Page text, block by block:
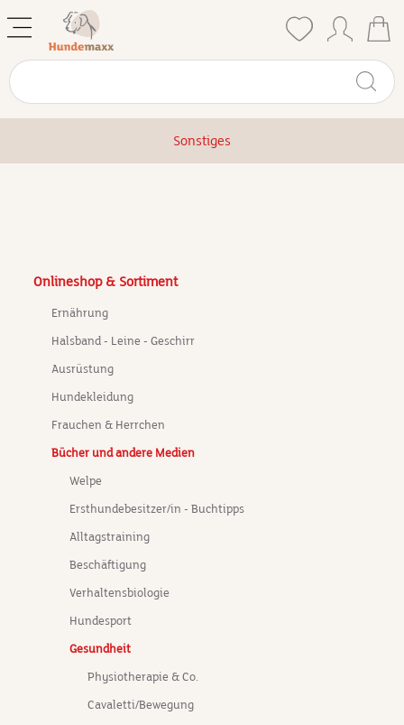
Sonstiges
Onlineshop & Sortiment
Ernährung
Halsband - Leine - Geschirr
Ausrüstung
Hundekleidung
Frauchen & Herrchen
Bücher und andere Medien
Welpe
Ersthundebesitzer/in - Buchtipps
Alltagstraining
Beschäftigung
Verhaltensbiologie
Hundesport
Gesundheit
Physiotherapie & Co.
Cavaletti/Bewegung